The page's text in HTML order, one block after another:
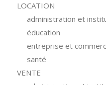
LOCATION
administration et
éducation
entreprise et
santé
VENTE